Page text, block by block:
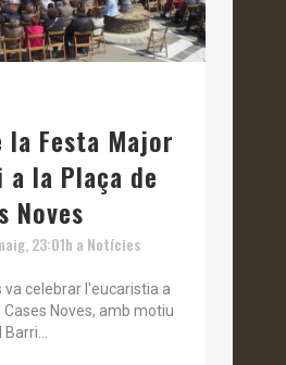
la Festa Major
la Plaça de
Noves
23:01h a Notícies
va celebrar l'eucaristia a
Cases Noves, amb motiu